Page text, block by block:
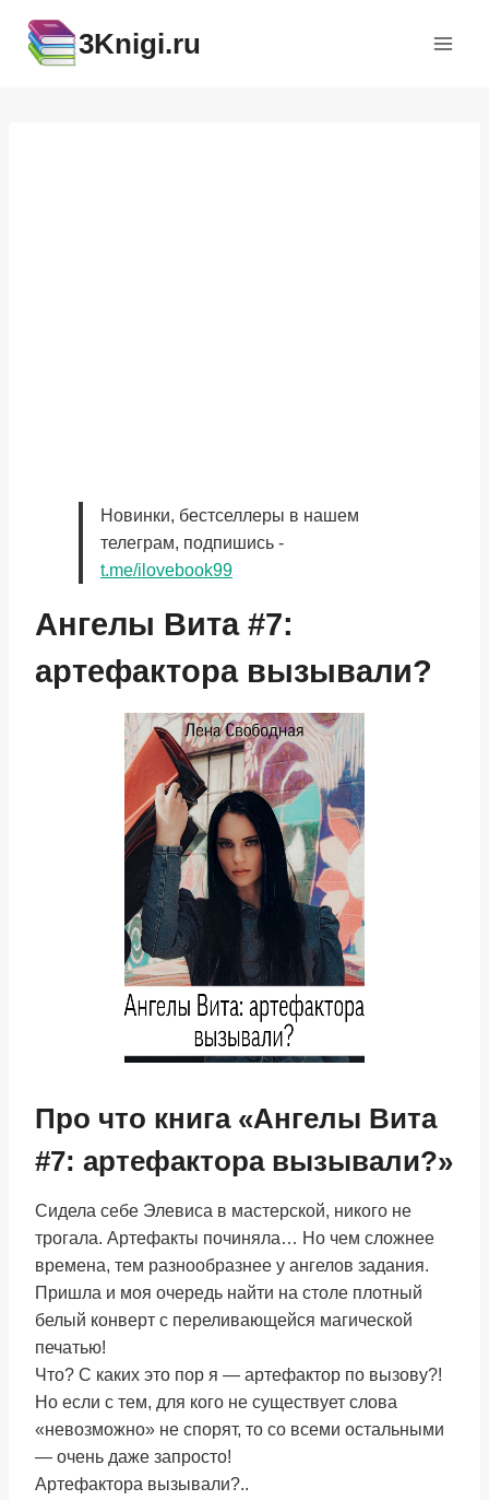
содержимому
3Knigi.ru
Новинки, бестселлеры в нашем
телеграм, подпишись -
t.me/ilovebook99
Ангелы Вита #7:
артефактора вызывали?
Про что книга «Ангелы Вита
#7: артефактора вызывали?»
Сидела себе Элевиса в мастерской, никого не
трогала. Артефакты починяла… Но чем сложнее
времена, тем разнообразнее у ангелов задания.
Пришла и моя очередь найти на столе плотный
белый конверт с переливающейся магической
печатью!
Что? С каких это пор я — артефактор по вызову?!
Но если с тем, для кого не существует слова
«невозможно» не спорят, то со всеми остальными
— очень даже запросто!
Артефактора вызывали?..